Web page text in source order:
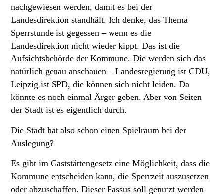
nachgewiesen werden, damit es bei der
Landesdirektion standhält. Ich denke, das Thema
Sperrstunde ist gegessen – wenn es die
Landesdirektion nicht wieder kippt. Das ist die
Aufsichtsbehörde der Kommune. Die werden sich das
natürlich genau anschauen – Landesregierung ist CDU,
Leipzig ist SPD, die können sich nicht leiden. Da
könnte es noch einmal Ärger geben. Aber von Seiten
der Stadt ist es eigentlich durch.
Die Stadt hat also schon einen Spielraum bei der
Auslegung?
Es gibt im Gaststättengesetz eine Möglichkeit, dass die
Kommune entscheiden kann, die Sperrzeit auszusetzen
oder abzuschaffen. Dieser Passus soll genutzt werden